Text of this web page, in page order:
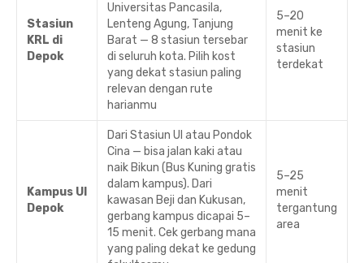
Stasiun
KRL di
Depok
Universitas Pancasila,
Lenteng Agung, Tanjung
Barat — 8 stasiun tersebar
di seluruh kota. Pilih kost
yang dekat stasiun paling
relevan dengan rute
harianmu
5–20
menit ke
stasiun
terdekat
Kampus UI
Depok
Dari Stasiun UI atau Pondok
Cina — bisa jalan kaki atau
naik Bikun (Bus Kuning gratis
dalam kampus). Dari
kawasan Beji dan Kukusan,
gerbang kampus dicapai 5–
15 menit. Cek gerbang mana
yang paling dekat ke gedung
5–25
menit
tergantung
area